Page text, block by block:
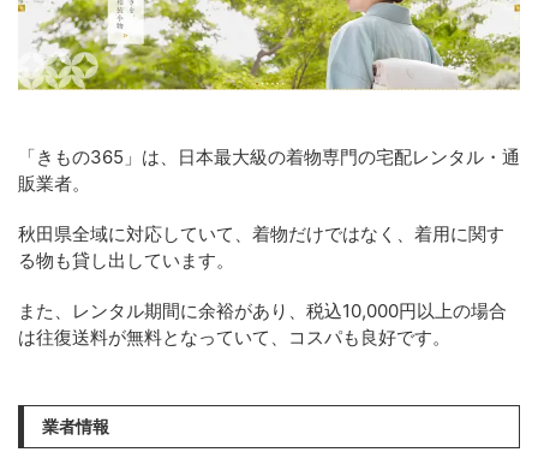
「きもの365」は、日本最大級の着物専門の宅配レンタル・通
販業者。
秋田県全域に対応していて、着物だけではなく、着用に関す
る物も貸し出しています。
また、レンタル期間に余裕があり、税込10,000円以上の場合
は往復送料が無料となっていて、コスパも良好です。
業者情報